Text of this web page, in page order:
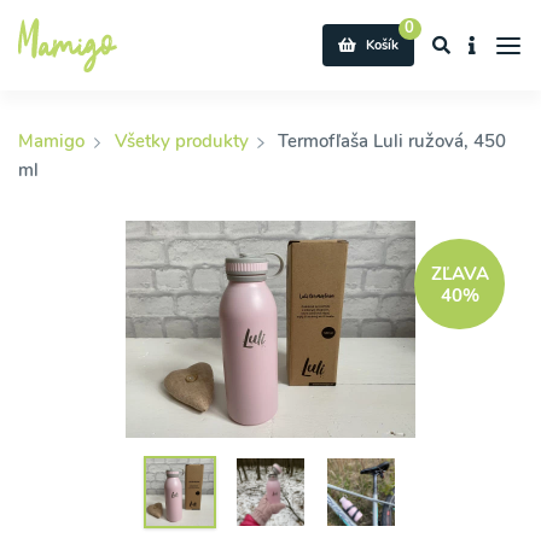
0
Košík
Mamigo Všetky produkty
Termofľaša Luli ružová, 450
ml
ZĽAVA
40%